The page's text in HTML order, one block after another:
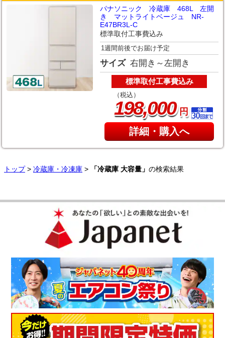
パナソニック 冷蔵庫 468L 左開
き マットライトベージュ NR-
E47BR3L-C
標準取付工事費込み
1週間前後でお届け予定
サイズ 右開き～左開き
標準取付工事費込み
（税込）
198,000円
詳細・購入へ
トップ> 冷蔵庫・冷凍庫 > 「冷蔵庫 大容量」 の検索結果